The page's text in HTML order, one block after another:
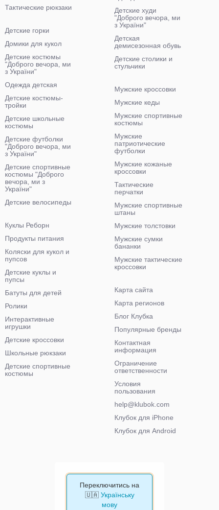
Тактические рюкзаки
Детские худи
"Доброго вечора, ми
з України"
Детская
демисезонная обувь
Детские столики и
стульчики
Детские горки
Домики для кукол
Детские костюмы
"Доброго вечора, ми
з України"
Одежда детская
Детские костюмы-
тройки
Детские школьные
костюмы
Детские футболки
"Доброго вечора, ми
з України"
Детские спортивные
костюмы "Доброго
вечора, ми з
України"
Детские велосипеды
Мужские кроссовки
Мужские кеды
Мужские спортивные
костюмы
Мужские
патриотические
футболки
Мужские кожаные
кроссовки
Тактические
перчатки
Мужские спортивные
штаны
Мужские толстовки
Мужские сумки
бананки
Мужские тактические
кроссовки
Куклы Реборн
Продукты питания
Коляски для кукол и
пупсов
Детские куклы и
пупсы
Батуты для детей
Ролики
Интерактивные
игрушки
Детские кроссовки
Школьные рюкзаки
Детские спортивные
костюмы
Карта сайта
Карта регионов
Блог Клубка
Популярные бренды
Контактная
информация
Ограничение
ответственности
Условия
пользования
help@klubok.com
Клубок для iPhone
Клубок для Android
Переключитись на
🇺🇦 Українську
мову